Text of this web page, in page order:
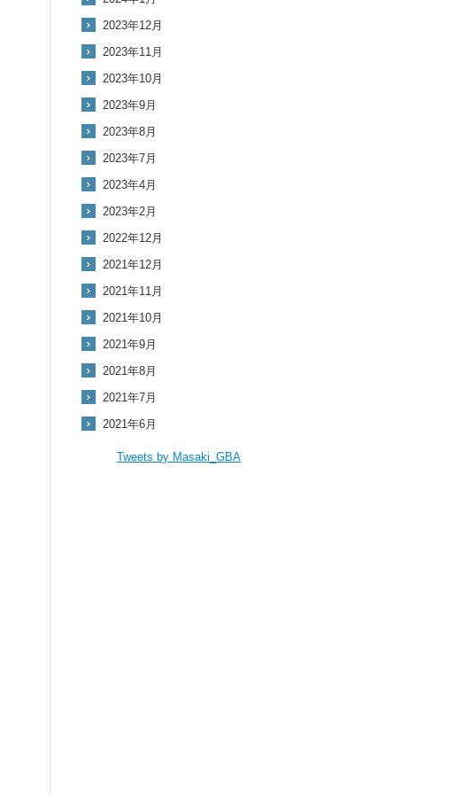
2023年12月
2023年11月
2023年10月
2023年9月
2023年8月
2023年7月
2023年4月
2023年2月
2022年12月
2021年12月
2021年11月
2021年10月
2021年9月
2021年8月
2021年7月
2021年6月
Tweets by Masaki_GBA